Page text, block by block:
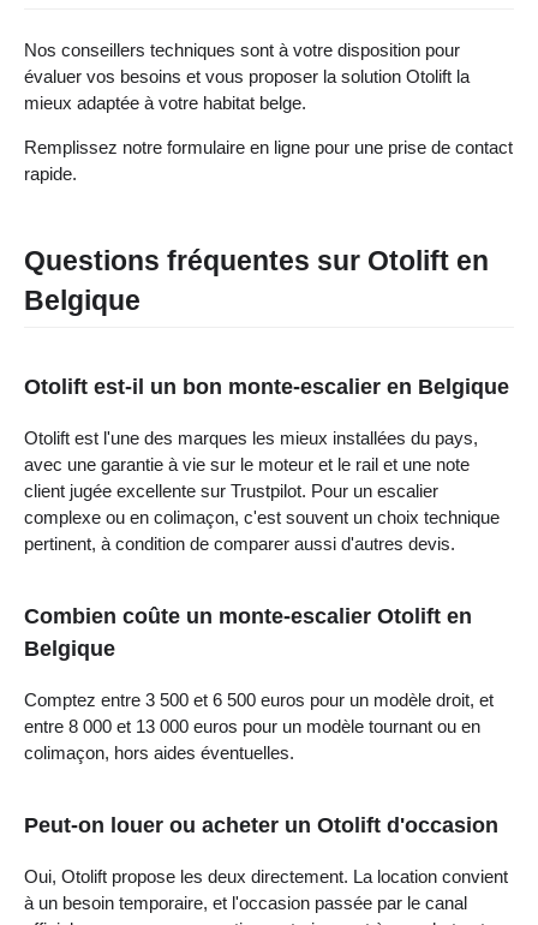
Nos conseillers techniques sont à votre disposition pour
évaluer vos besoins et vous proposer la solution Otolift la
mieux adaptée à votre habitat belge.
Remplissez notre formulaire en ligne pour une prise de contact
rapide.
Questions fréquentes sur Otolift en
Belgique
Otolift est-il un bon monte-escalier en Belgique
Otolift est l'une des marques les mieux installées du pays,
avec une garantie à vie sur le moteur et le rail et une note
client jugée excellente sur Trustpilot. Pour un escalier
complexe ou en colimaçon, c'est souvent un choix technique
pertinent, à condition de comparer aussi d'autres devis.
Combien coûte un monte-escalier Otolift en
Belgique
Comptez entre 3 500 et 6 500 euros pour un modèle droit, et
entre 8 000 et 13 000 euros pour un modèle tournant ou en
colimaçon, hors aides éventuelles.
Peut-on louer ou acheter un Otolift d'occasion
Oui, Otolift propose les deux directement. La location convient
à un besoin temporaire, et l'occasion passée par le canal